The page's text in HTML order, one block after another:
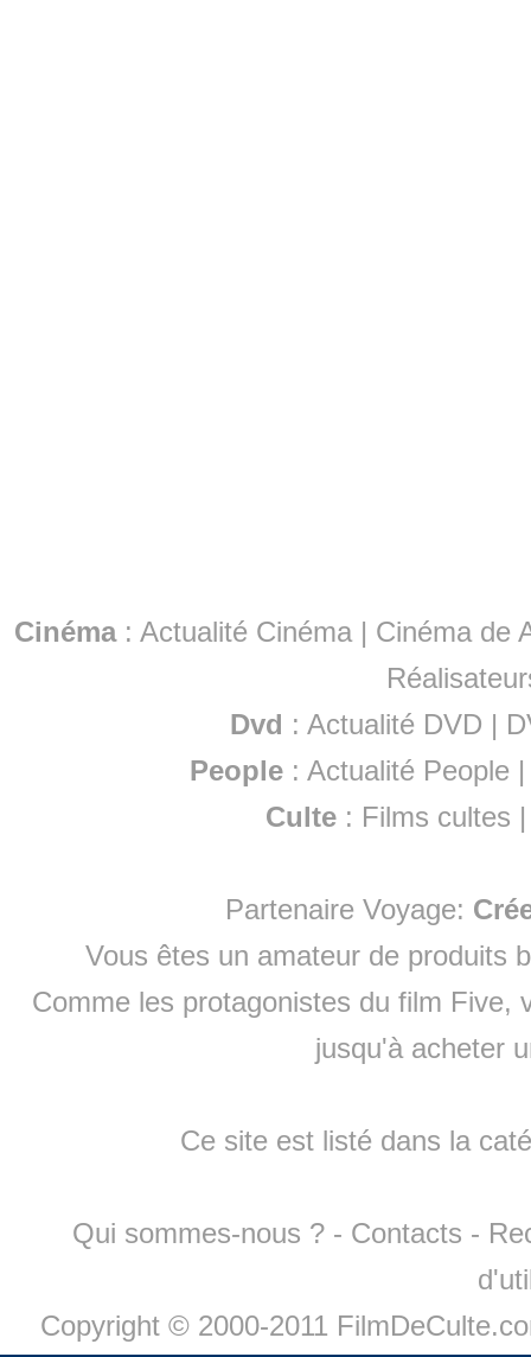
Cinéma: Actualité Cinéma | Cinéma de
Dvd : Actualité DVD |
People :Actualité People
Culte : Films cultes
Partenaire Voyage:
Vous êtes un amateur de produits
Comme les protagonistes du film Five,
jusqu'à acheter
Ce site est listé dans la
Qui sommes-nous ? - Contacts -
Copyright © 2000-2011